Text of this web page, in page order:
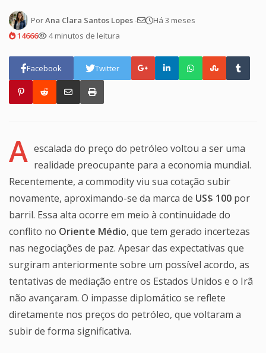
PorAna Clara Santos Lopes-
Há 3 meses
14666
4 minutos de leitura
Facebook Twitter
A escalada do preço do petróleo voltou a ser uma
realidade preocupante para a economia mundial.
Recentemente, a commodity viu sua cotação subir
novamente, aproximando-se da marca de US$ 100 por
barril. Essa alta ocorre em meio à continuidade do
conflito no Oriente Médio, que tem gerado incertezas
nas negociações de paz. Apesar das expectativas que
surgiram anteriormente sobre um possível acordo, as
tentativas de mediação entre os Estados Unidos e o Irã
não avançaram. O impasse diplomático se reflete
diretamente nos preços do petróleo, que voltaram a
subir de forma significativa.